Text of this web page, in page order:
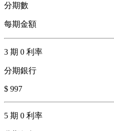
分期數
每期金額
3 期 0 利率
分期銀行
$ 997
5 期 0 利率